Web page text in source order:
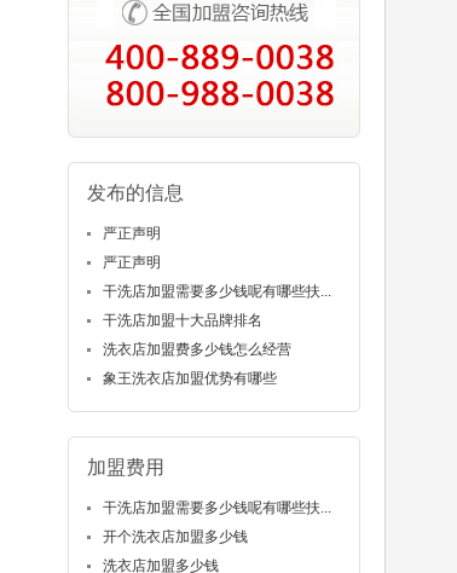
发布的信息
严正声明
严正声明
干洗店加盟需要多少钱呢有哪些扶...
干洗店加盟十大品牌排名
洗衣店加盟费多少钱怎么经营
象王洗衣店加盟优势有哪些
加盟费用
干洗店加盟需要多少钱呢有哪些扶...
开个洗衣店加盟多少钱
洗衣店加盟多少钱